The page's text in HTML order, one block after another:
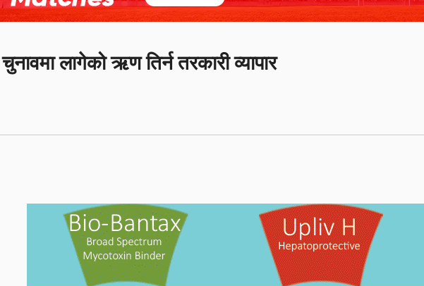
चुनावमा लागेको ऋण तिर्न तरकारी व्यापार